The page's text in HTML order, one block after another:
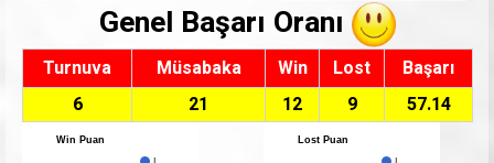
Genel Başarı Oranı
Turnuva Müsabaka Win Lost
Başarı
6
21 12 9 57.14
Win Puan
Lost Puan